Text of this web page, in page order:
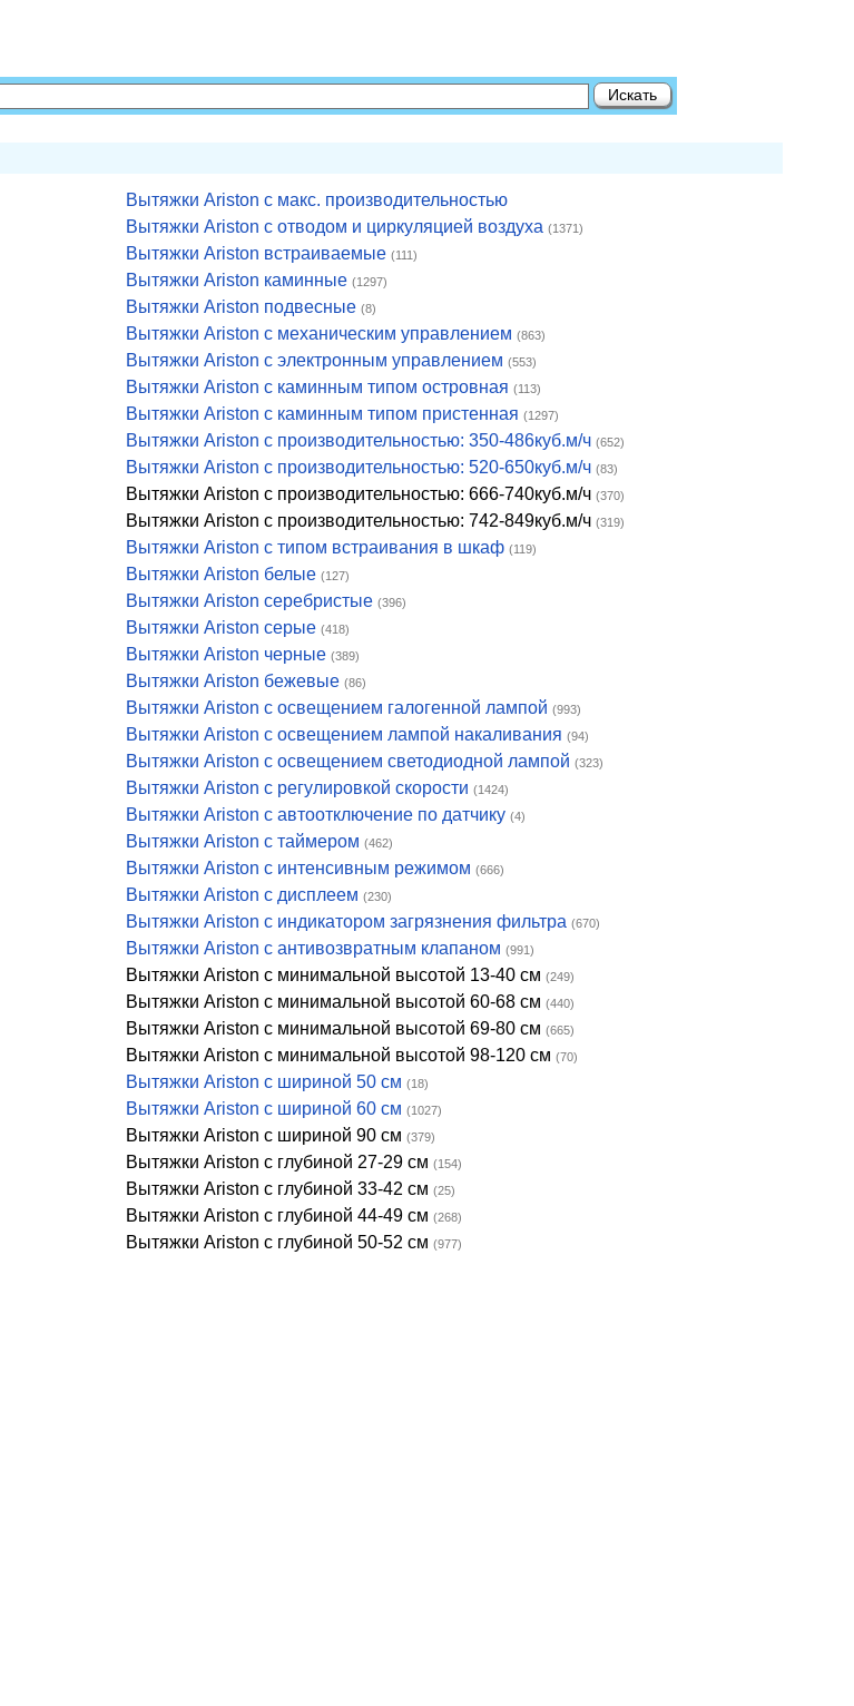
Вытяжки Ariston с макс. производительностью
Вытяжки Ariston с отводом и циркуляцией воздуха (1371)
Вытяжки Ariston встраиваемые (111)
Вытяжки Ariston каминные (1297)
Вытяжки Ariston подвесные (8)
Вытяжки Ariston с механическим управлением (863)
Вытяжки Ariston с электронным управлением (553)
Вытяжки Ariston с каминным типом островная (113)
Вытяжки Ariston с каминным типом пристенная (1297)
Вытяжки Ariston с производительностью: 350-486куб.м/ч (652)
Вытяжки Ariston с производительностью: 520-650куб.м/ч (83)
Вытяжки Ariston с производительностью: 666-740куб.м/ч (370)
Вытяжки Ariston с производительностью: 742-849куб.м/ч (319)
Вытяжки Ariston с типом встраивания в шкаф (119)
Вытяжки Ariston белые (127)
Вытяжки Ariston серебристые (396)
Вытяжки Ariston серые (418)
Вытяжки Ariston черные (389)
Вытяжки Ariston бежевые (86)
Вытяжки Ariston с освещением галогенной лампой (993)
Вытяжки Ariston с освещением лампой накаливания (94)
Вытяжки Ariston с освещением светодиодной лампой (323)
Вытяжки Ariston с регулировкой скорости (1424)
Вытяжки Ariston с автоотключение по датчику (4)
Вытяжки Ariston с таймером (462)
Вытяжки Ariston с интенсивным режимом (666)
Вытяжки Ariston с дисплеем (230)
Вытяжки Ariston с индикатором загрязнения фильтра (670)
Вытяжки Ariston с антивозвратным клапаном (991)
Вытяжки Ariston с минимальной высотой 13-40 см (249)
Вытяжки Ariston с минимальной высотой 60-68 см (440)
Вытяжки Ariston с минимальной высотой 69-80 см (665)
Вытяжки Ariston с минимальной высотой 98-120 см (70)
Вытяжки Ariston с шириной 50 см (18)
Вытяжки Ariston с шириной 60 см (1027)
Вытяжки Ariston с шириной 90 см (379)
Вытяжки Ariston с глубиной 27-29 см (154)
Вытяжки Ariston с глубиной 33-42 см (25)
Вытяжки Ariston с глубиной 44-49 см (268)
Вытяжки Ariston с глубиной 50-52 см (977)